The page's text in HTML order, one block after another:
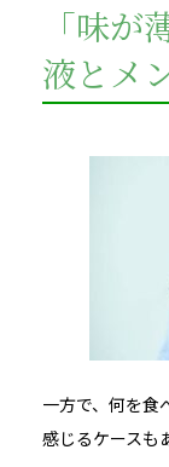
「味
液とメ
一方で、何を食
感じるケースも